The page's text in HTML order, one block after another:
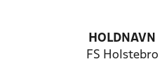
HOLDNAVN
FS Holstebro